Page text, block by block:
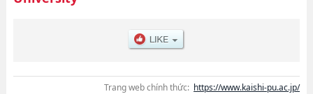
Trang web chính thức: https://www.kaishi-pu.ac.jp/